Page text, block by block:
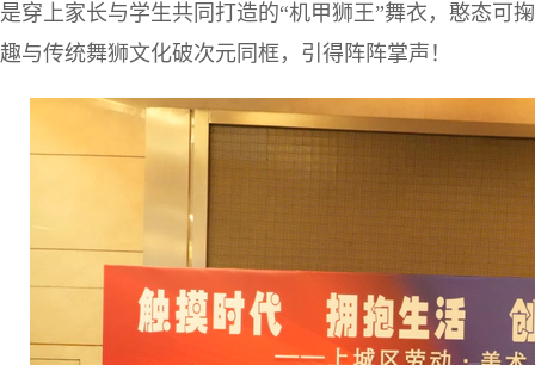
是穿上家长与学生共同打造的“机甲狮王”舞衣，憨态可
趣与传统舞狮文化破次元同框，引得阵阵掌声！